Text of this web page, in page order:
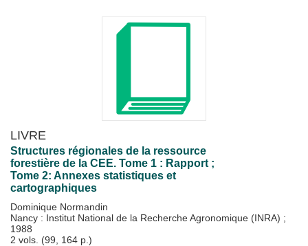
LIVRE
Structures régionales de la ressource
forestière de la CEE. Tome 1 : Rapport ;
Tome 2: Annexes statistiques et
cartographiques
Dominique Normandin
Nancy : Institut National de la Recherche Agronomique (INRA) ;
1988
2 vols. (99, 164 p.)